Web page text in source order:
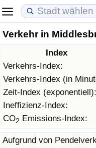
Verkehr in
Index
Verkehrs-Index:
Verkehrs-Index (in
Zeit-Index (exponentiell):
Ineffizienz-Index:
CO2 Emissions-Index:
Aufgrund von
Lebenshaltungskosten
Lebenshaltungskosten-
in Akaba
Immobilienpreise
Immobilienpreis-Index
Immobilienpreis-Index
Immobilienpreis-Index
Lebensqualität
Lebensqualität-Index
Lebensqualität-Index
Lebensqualitätsindex
Kriminalität